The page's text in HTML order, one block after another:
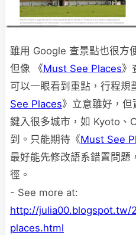
雖用 Google 查景點也很方
但像 《Must See Places》
可以一眼看到重點，行程規
See Places》立意雖好，
鍵入很多城市，如 Kyoto、
到。只能期待《Must See
最好能先修改語系錯置問題
徑。
- See more at:
http://julia00.blogspot.tw/
places.html